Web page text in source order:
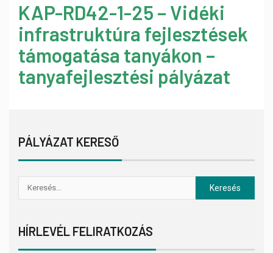
KAP-RD42-1-25 – Vidéki
infrastruktúra fejlesztések
támogatása tanyákon –
tanyafejlesztési pályázat
PÁLYÁZAT KERESŐ
HÍRLEVÉL FELIRATKOZÁS